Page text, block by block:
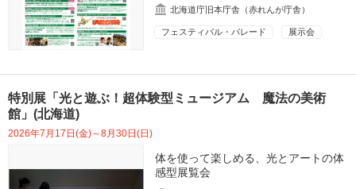
北海道庁旧本庁舎（赤れんが庁舎）
フェスティバル・パレード 展示会
特別展「光と遊ぶ！超体験型ミュージアム 魔法の美術
館」(北海道)
2026年7月17日(金)～8月30日(日)
体を使って楽しめる、光とアートの体
感型展覧会